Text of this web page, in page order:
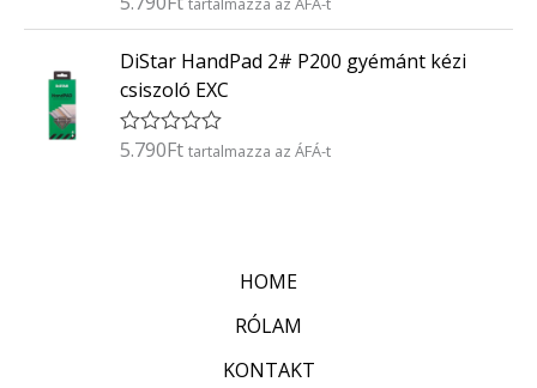
s
:
/
5
é
e
l
é
s
DiStar HandPad 2# P200 gyémánt kézi
csiszoló EXC
É
5.790Ft tartalmazza az ÁFÁ-t
HOME
RÓLAM
KONTAKT